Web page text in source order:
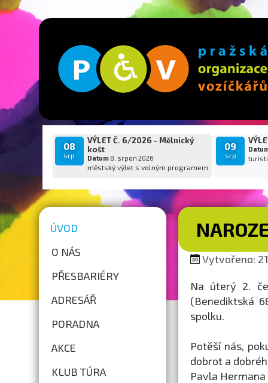
08
srp
VÝLET Č. 6/2026 - Mělnický
košt
Datum8. srpen 2026
městský výlet s volným programem
09
srp
ÚVOD
O NÁS
PŘESBARIÉRY
ADRESÁŘ
PORADNA
AKCE
KLUB TÚRA
Vytvořeno:
Na úterý 2.
(Benediktská
spolku.
Potěší nás,
dobrot a
Pavla